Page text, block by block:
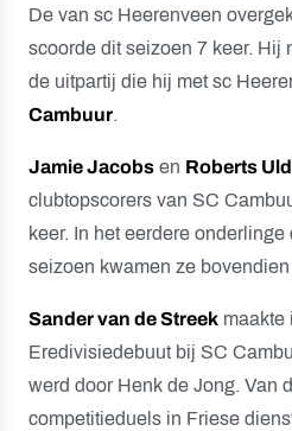
De van sc Heerenveen
scoorde dit seizoen 7 keer. Hij
de uitpartij die hij met sc
Cambuur.
Jamie Jacobs en Roberts
clubtopscorers van SC
keer. In het eerdere
seizoen kwamen ze
Sander van de Streek maakte
Eredivisiedebuut bij SC
werd door Henk de Jong. Van
competitieduels in Friese